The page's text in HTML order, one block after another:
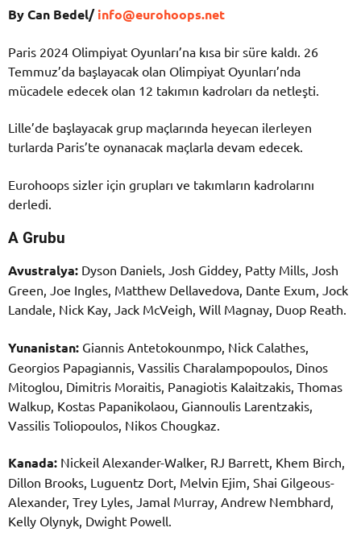
By Can Bedel/info@eurohoops.net
Paris 2024 Olimpiyat Oyunları’na kısa bir süre kaldı. 26
Temmuz’da başlayacak olan Olimpiyat Oyunları’nda
mücadele edecek olan 12 takımın kadroları da netleşti.
Lille’de başlayacak grup maçlarında heyecan ilerleyen
turlarda Paris’te oynanacak maçlarla devam edecek.
Eurohoops sizler için grupları ve takımların kadrolarını
derledi.
A Grubu
Avustralya: Dyson Daniels, Josh Giddey, Patty Mills, Josh
Green, Joe Ingles, Matthew Dellavedova, Dante Exum, Jock
Landale, Nick Kay, Jack McVeigh, Will Magnay, Duop Reath.
Yunanistan: Giannis Antetokounmpo, Nick Calathes,
Georgios Papagiannis, Vassilis Charalampopoulos, Dinos
Mitoglou, Dimitris Moraitis, Panagiotis Kalaitzakis, Thomas
Walkup, Kostas Papanikolaou, Giannoulis Larentzakis,
Vassilis Toliopoulos, Nikos Chougkaz.
Kanada: Nickeil Alexander-Walker, RJ Barrett, Khem Birch,
Dillon Brooks, Luguentz Dort, Melvin Ejim, Shai Gilgeous-
Alexander, Trey Lyles, Jamal Murray, Andrew Nembhard,
Kelly Olynyk, Dwight Powell.